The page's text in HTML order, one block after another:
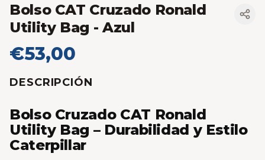
Bolso CAT Cruzado Ronald
Utility Bag - Azul
€53,00
DESCRIPCIÓN
Bolso Cruzado CAT Ronald
Utility Bag – Durabilidad y Estilo
Caterpillar